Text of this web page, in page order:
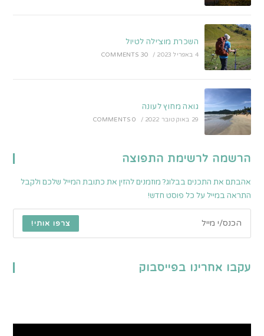
השכרת מוצ׳ילה לטיול
4 באפריל 2023 /
30 COMMENTS
גואה מחוץ לעונה
29 באוקטובר 2022 /
0 COMMENTS
הרשמה לרשימת התפוצה
אהבתם את התכנים בבלוג? מוזמנים להזין את כתובת המייל שלכם ולקבל
התראה במייל על כל פוסט חדש!
צרפו אותי!
עקבו אחרינו בפייסבוק